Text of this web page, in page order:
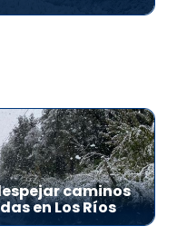
caminos
en Los Ríos